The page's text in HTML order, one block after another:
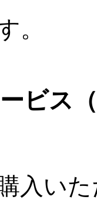
。
ビス
入い